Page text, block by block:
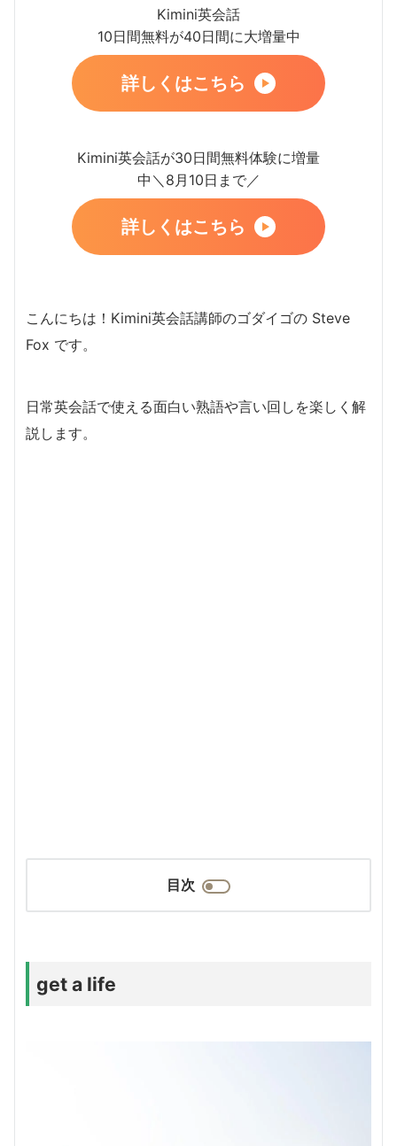
Kimini英会話
10日間無料が40日間に大増量中
詳しくはこちら
Kimini英会話が30日間無料体験に増量
中＼8月10日まで／
詳しくはこちら
こんにちは！Kimini英会話講師のゴダイゴの Steve
Fox です。
日常英会話で使える面白い熟語や言い回しを楽しく解
説します。
目次
get a life